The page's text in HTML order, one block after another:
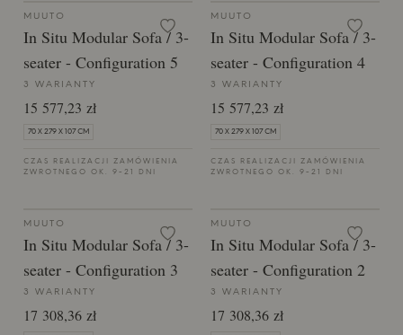
MUUTO
In Situ Modular Sofa / 3-
seater - Configuration 5
3 WARIANTY
15 577,23 zł
70 X 279 X 107 CM
CZAS REALIZACJI ZAMÓWIENIA
ZWROTNEGO OK. 9-21 DNI
MUUTO
In Situ Modular Sofa / 3-
seater - Configuration 4
3 WARIANTY
15 577,23 zł
70 X 279 X 107 CM
CZAS REALIZACJI ZAMÓWIENIA
ZWROTNEGO OK. 9-21 DNI
MUUTO
In Situ Modular Sofa / 3-
seater - Configuration 3
3 WARIANTY
17 308,36 zł
MUUTO
In Situ Modular Sofa / 3-
seater - Configuration 2
3 WARIANTY
17 308,36 zł